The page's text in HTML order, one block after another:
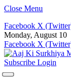
Close Menu
Facebook X
Monday, August 10
Facebook X
Subscribe Login